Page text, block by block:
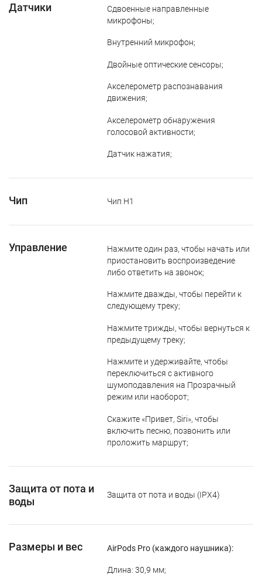
Датчики
Сдвоенные направленные
микрофоны;
Внутренний микрофон;
Двойные оптические сенсоры;
Акселерометр распознавания
движения;
Акселерометр обнаружения
голосовой активности;
Датчик нажатия;
Чип Чип H1
Управление
Нажмите один раз, чтобы начать или
приостановить воспроизведение
либо ответить на звонок;
Нажмите дважды, чтобы перейти к
следующему треку;
Нажмите трижды, чтобы вернуться к
предыдущему треку;
Нажмите и удерживайте, чтобы
переключиться с активного
шумоподавления на Прозрачный
режим или наоборот;
Скажите «Привет, Siri», чтобы
включить песню, позвонить или
проложить маршрут;
Защита от пота и
воды
Защита от пота и воды (IPX4)
Размеры и вес AirPods Pro (каждого наушника):
Длина: 30,9 мм;